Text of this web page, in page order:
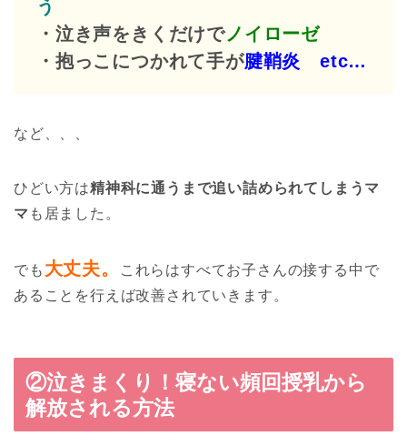
う
・泣き声をきくだけでノイローゼ
・抱っこにつかれて手が腱鞘炎 etc…
など、、、
ひどい方は精神科に通うまで追い詰められてしまうマ
マ も居ました。
でも 大丈夫。
これらはすべてお子さんの接する中で
あることを行えば改善されていきます。
②泣きまくり！寝ない頻回授乳から
解放される方法